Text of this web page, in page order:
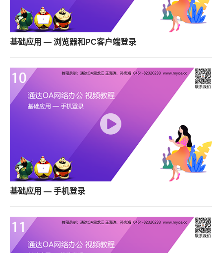
基础应用 — 浏览器和PC客户端登录
基础应用 — 手机登录